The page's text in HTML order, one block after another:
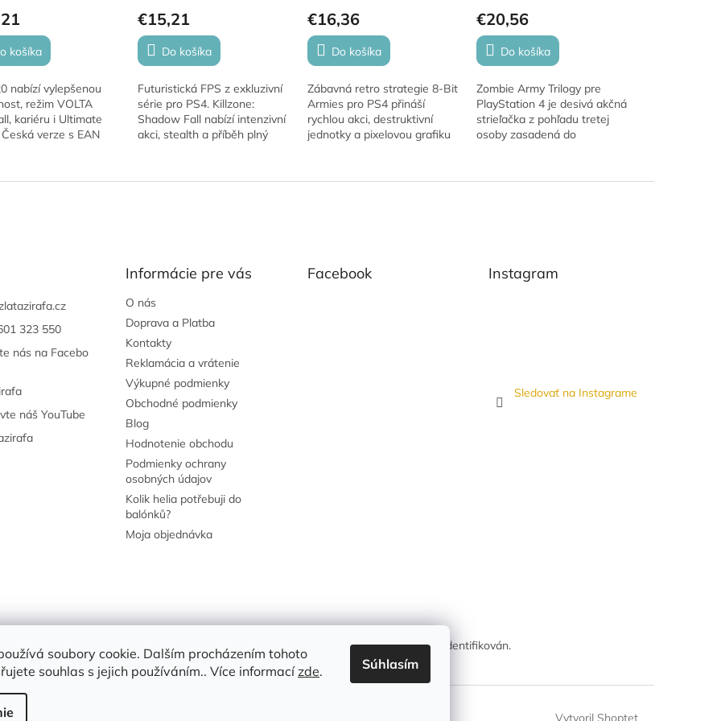
soubory cookie. Dalším procházením tohoto
souhlas s jejich používáním.. Více informacízde. Súhlasím
košíka
nabízí vylepšenou
režim VOLTA
kariéru i Ultimate
verze s EAN
bez...
€15,21
Do košíka
Futuristická FPS z exkluzivní
série pro PS4. Killzone:
Shadow Fall nabízí intenzivní
akci, stealth a příběh plný
Playstation...
€16,36
Do košíka
Zábavná retro strategie 8-Bit
Armies pro PS4 přináší
rychlou akci, destruktivní
jednotky a pixelovou grafiku
€20,56
Do košíka
Zombie Army Trilogy pre
PlayStation 4 je desivá akčná
strieľačka z pohľadu tretej
osoby zasadená do
proti hordám...
323 550
nás na Facebo
náš YouTube
Informácie pre vás
O nás
Doprava a Platba
Kontakty
Reklamácia a vrátenie
Výkupné podmienky
Obchodné podmienky
Blog
Hodnotenie obchodu
Podmienky ochrany
osobných údajov
Kolik helia potřebuji do
balónků?
Moja objednávka
Facebook Instagram
Sledovať na Instagrame
stránkách neověřujeme, ale kontrolujeme a odstraňujeme podvodný obsah, pokud je identifikován.
Vytvoril Shoptet